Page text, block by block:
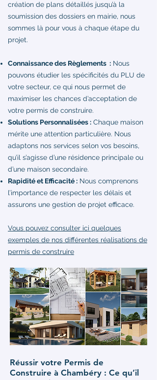
création de plans détaillés jusqu’à la
soumission des dossiers en mairie, nous
sommes là pour vous à chaque étape du
projet.
Connaissance des Règlements : Nous
pouvons étudier les spécificités du PLU de
votre secteur, ce qui nous permet de
maximiser les chances d’acceptation de
votre permis de construire.
Solutions Personnalisées : Chaque maison
mérite une attention particulière. Nous
adaptons nos services selon vos besoins,
qu’il s’agisse d’une résidence principale ou
d’une maison secondaire.
Rapidité et Efficacité : Nous comprenons
l’importance de respecter les délais et
assurons une gestion de projet efficace.
Vous pouvez consulter ici quelques
exemples de nos différentes réalisations de
permis de construire
Réussir votre Permis de
Construire à Chambéry : Ce qu’il